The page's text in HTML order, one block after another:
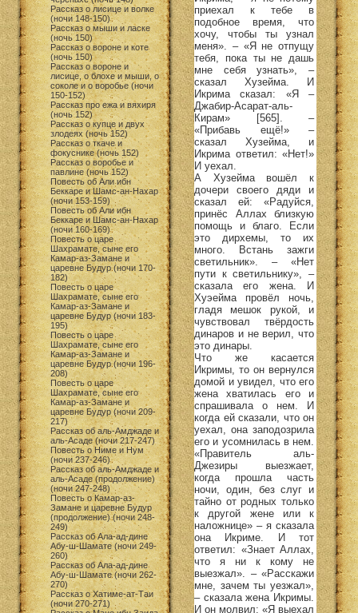
Рассказ о лисице и волке
(ночи 148-150)
Рассказ о мыши и ласке
(ночь 150)
Рассказ о вороне и коте
(ночь 150)
Рассказ о вороне и
лисице, о блохе и мыши, о
соколе и о воробье (ночи
150-152)
Рассказ про ежа и вяхиря
(ночь 152)
Рассказ о купце и двух
злодеях (ночь 152)
Рассказ о ткаче и
фокуснике (ночь 152)
Рассказ о воробье и
павлине (ночь 152)
Повесть об Али ибн
Беккаре и Шамс-ан-Нахар
(ночи 153-159)
Повесть об Али ибн
Беккаре и Шамс-ан-Нахар
(ночи 160-169)
Повесть о царе
Шахрамате, сыне его
Камар-аз-Замане и
царевне Будур (ночи 170-
182)
Повесть о царе
Шахрамате, сыне его
Камар-аз-Замане и
царевне Будур (ночи 183-
195)
Повесть о царе
Шахрамате, сыне его
Камар-аз-Замане и
царевне Будур (ночи 196-
208)
Повесть о царе
Шахрамате, сыне его
Камар-аз-Замане и
царевне Будур (ночи 209-
217)
Рассказ об аль-Амджаде и
аль-Асаде (ночи 217-247)
Повесть о Ниме и Нум
(ночи 237-246)
Рассказ об аль-Амджаде и
аль-Асаде (продолжение)
(ночи 247-248)
Повесть о Камар-аз-
Замане и царевне Будур
(продолжение) (ночи 248-
249)
Рассказ об Ала-ад-дине
Абу-ш-Шамате (ночи 249-
260)
Рассказ об Ала-ад-дине
Абу-ш-Шамате (ночи 262-
270)
Рассказ о Хатиме-ат-Таи
(ночи 270-271)
приехал к тебе в
подобное время, что
хочу, чтобы ты узнал
меня». – «Я не отпущу
тебя, пока ты не дашь
мне себя узнать», –
сказал Хузейма. И
Икрима сказал: «Я –
Джабир-Асарат-аль-
Кирам» [565]. –
«Прибавь ещё!» –
сказал Хузейма, и
Икрима ответил: «Нет!»
И уехал.
А Хузейма вошёл к
дочери своего дяди и
сказал ей: «Радуйся,
принёс Аллах близкую
помощь и благо. Если
это дирхемы, то их
много. Встань зажги
светильник». – «Нет
пути к светильнику», –
сказала его жена. И
Хуэейма провёл ночь,
гладя мешок рукой, и
чувствовал твёрдость
динаров и не верил, что
это динары.
Что же касается
Икримы, то он вернулся
домой и увидел, что его
жена хватилась его и
спрашивала о нем. И
когда ей сказали, что он
уехал, она заподозрила
его и усомнилась в нем.
«Правитель аль-
Джезиры выезжает,
когда прошла часть
ночи, один, без слуг и
тайно от родных только
к другой жене или к
наложнице» – я сказала
она Икриме. И тот
ответил: «Знает Аллах,
что я ни к кому не
выезжал». – «Расскажи
мне, зачем ты уезжал»,
– сказала жена Икримы.
И он молвил: «Я выехал